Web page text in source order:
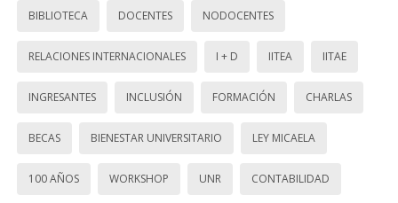
BIBLIOTECA DOCENTES NODOCENTES
RELACIONES INTERNACIONALES I + D IITEA IITAE
INGRESANTES INCLUSIÓN FORMACIÓN CHARLAS
BECAS BIENESTAR UNIVERSITARIO LEY MICAELA
100 AÑOS WORKSHOP UNR CONTABILIDAD